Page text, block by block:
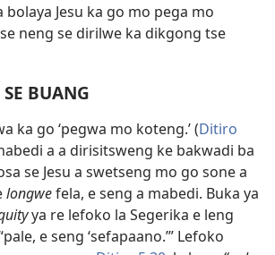
bolaya Jesu ka go mo pega mo
neng se dirilwe ka dikgong tse
SE BUANG
ka go ‘pegwa mo koteng.’ (Ditiro
a a dirisitsweng ke bakwadi ba
se Jesu a swetseng mo go sone a
longwefela, e seng a mabedi. Buka ya
ya re lefoko la Segerika e leng
e seng ‘sefapaano.’” Lefoko